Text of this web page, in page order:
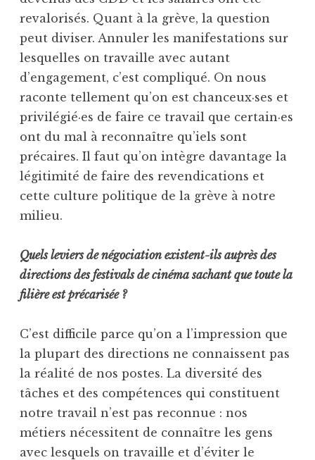
revalorisés. Quant à la grève, la question
peut diviser. Annuler les manifestations sur
lesquelles on travaille avec autant
d’engagement, c’est compliqué. On nous
raconte tellement qu’on est chanceux·ses et
privilégié·es de faire ce travail que certain·es
ont du mal à reconnaître qu’iels sont
précaires. Il faut qu’on intègre davantage la
légitimité de faire des revendications et
cette culture politique de la grève à notre
milieu.
Quels leviers de négociation existent-ils auprès des
directions des festivals de cinéma sachant que toute la
filière est précarisée ?
C’est difficile parce qu’on a l’impression que
la plupart des directions ne connaissent pas
la réalité de nos postes. La diversité des
tâches et des compétences qui constituent
notre travail n’est pas reconnue : nos
métiers nécessitent de connaître les gens
avec lesquels on travaille et d’éviter le